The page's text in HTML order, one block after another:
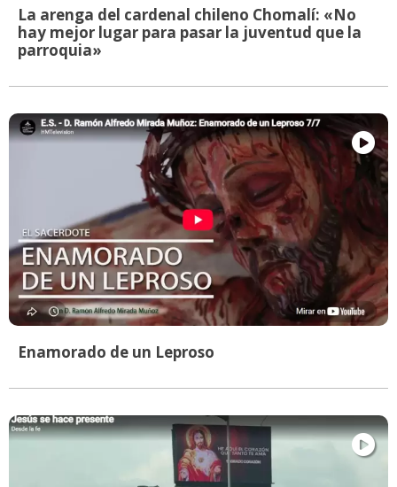
La arenga del cardenal chileno Chomalí: «No
hay mejor lugar para pasar la juventud que la
parroquia»
Enamorado de un Leproso